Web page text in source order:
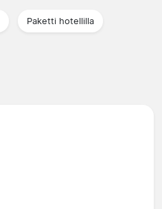
Paketti hotellilla